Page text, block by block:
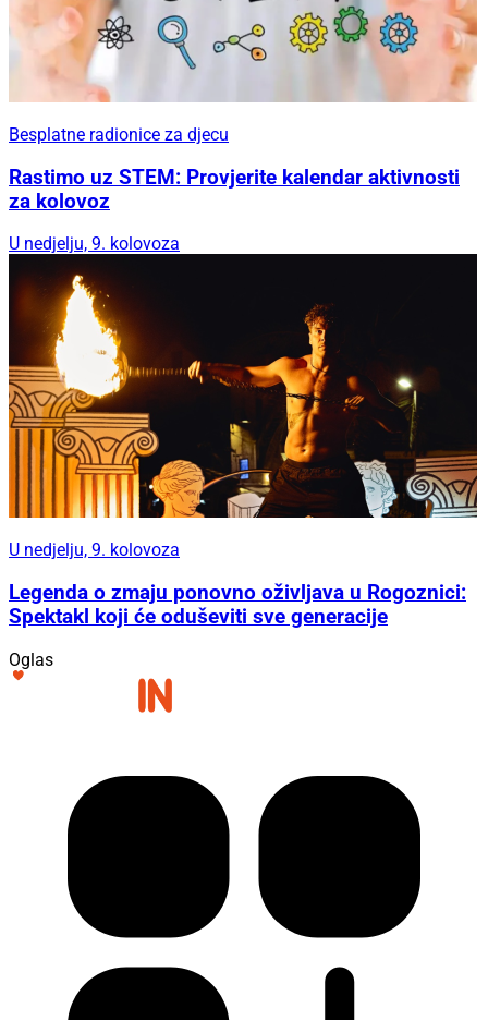
Besplatne radionice za djecu
Rastimo uz STEM: Provjerite kalendar aktivnosti
za kolovoz
U nedjelju, 9. kolovoza
U nedjelju, 9. kolovoza
Legenda o zmaju ponovno oživljava u Rogoznici:
Spektakl koji će oduševiti sve generacije
Oglas